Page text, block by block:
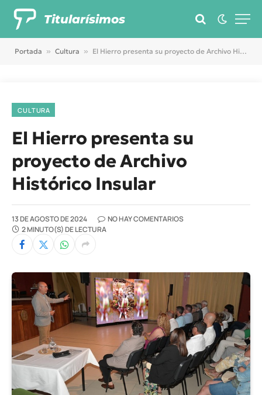
Titularísimos
Portada » Cultura » El Hierro presenta su proyecto de Archivo Histórico Insular
CULTURA
El Hierro presenta su
proyecto de Archivo
Histórico Insular
13 DE AGOSTO DE 2024
NO HAY COMENTARIOS
2 MINUTO(S) DE LECTURA